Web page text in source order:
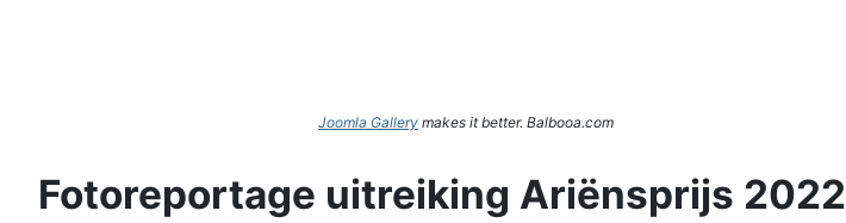
Joomla Gallery makes it better. Balbooa.com
Fotoreportage uitreiking Ariënsprijs 2022